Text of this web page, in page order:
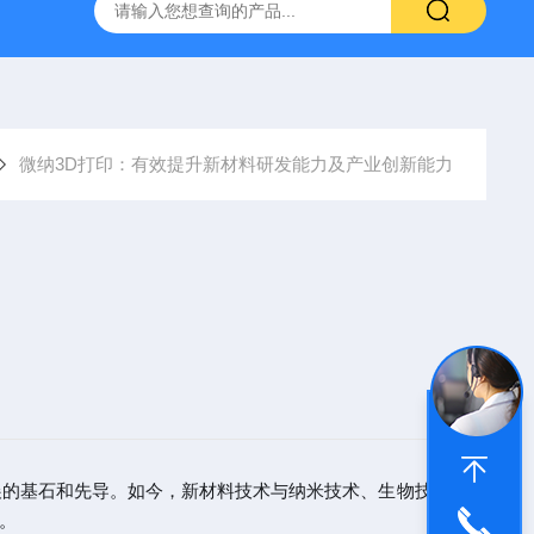
官芯片3d打印 nanoArch P14010μm精度微纳3D打印系统
微纳3D打印：有效提升新材料研发能力及产业创新能力
石和先导。如今，新材料技术与纳米技术、生物技术、信